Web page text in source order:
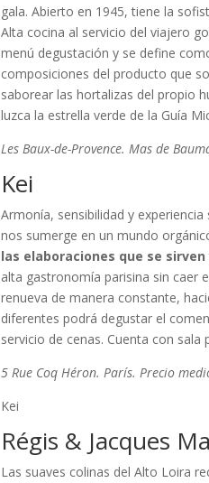
gala. Abierto en 1945, tiene la
Alta cocina al servicio del viajero
menú degustación y se define
composiciones del producto que
saborear las hortalizas del propio
luzca la estrella verde de la Guía
Les Baux-de-Provence. Mas de
Kei
Armonía, sensibilidad y
nos sumerge en un mundo
las elaboraciones que se sirven
alta gastronomía parisina sin caer
renueva de manera constante,
diferentes podrá degustar el
servicio de cenas. Cuenta con
5 Rue Coq Héron. París. Precio
Kei
Régis & Jacques
Las suaves colinas del Alto Loira